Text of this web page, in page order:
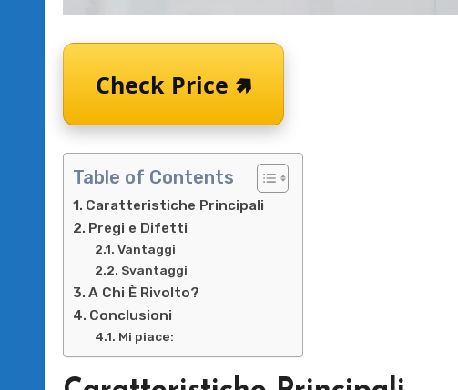
Check Price 🢅
Table of Contents
Caratteristiche Principali
Pregi e Difetti
Vantaggi
Svantaggi
A Chi È Rivolto?
Conclusioni
Mi piace: